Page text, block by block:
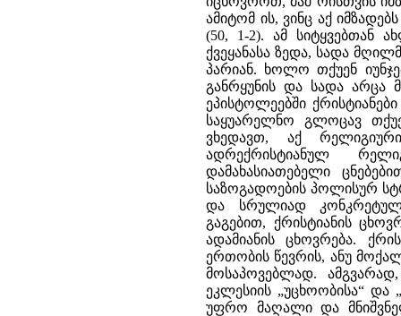
ამიტომ ის, ვინც აქ
(50, 1-2). ამ სიტყვებთან
ქვეყანასა ზედა, სადა
პარიან. ხოლო თქუენ
განრყუნის და სადა არცა
ეპისტოლეებში
საყუარელნო გლოცავ
ვხედავთ, აქ
ადრექრისტიანულ
დამახასიათებელი
საზოგადოების პოლისურ
და სრულიად კონკრეტულ
გაგებით, ქრისტიანის
ადამიანის ცხოვრება.
ერთობის წევრის, ანუ
მოსაპოვებლად.
ეკლესიის „უცხოობისა“ და
უფრო მაღალი და